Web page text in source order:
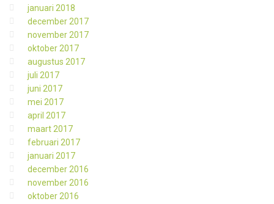
januari 2018
december 2017
november 2017
oktober 2017
augustus 2017
juli 2017
juni 2017
mei 2017
april 2017
maart 2017
februari 2017
januari 2017
december 2016
november 2016
oktober 2016